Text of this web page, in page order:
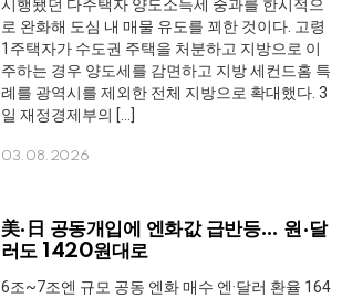
시행됐던 다주택자 양도소득세 중과를 한시적으
로 완화해 도심 내 매물 유도를 꾀한 것이다. 고령
1주택자가 수도권 주택을 처분하고 지방으로 이
주하는 경우 양도세를 감면하고 지방 세컨드홈 특
례를 광역시를 제외한 전체 지방으로 확대했다. 3
일 재정경제부의 […]
03.08.2026
美·日 공동개입에 엔화값 급반등… 원·달
러도 1420원대로
6조~7조엔 규모 공동 엔화 매수 엔·달러 환율 164